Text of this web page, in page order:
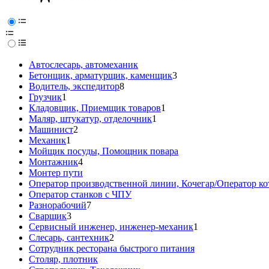
Автослесарь, автомеханик
Бетонщик, арматурщик, каменщик3
Водитель, экспедитор8
Грузчик1
Кладовщик, Приемщик товаров1
Маляр, штукатур, отделочник1
Машинист2
Механик1
Мойщик посуды, Помощник повара
Монтажник4
Монтер пути
Оператор производственной линии, Кочегар/Оператор
Оператор станков с ЧПУ
Разнорабочий7
Сварщик3
Сервисный инженер, инженер-механик1
Слесарь, сантехник2
Сотрудник ресторана быстрого питания
Столяр, плотник